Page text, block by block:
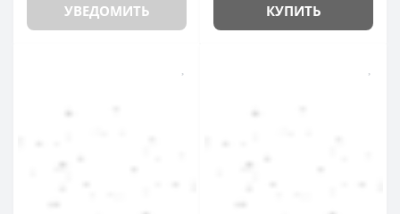
УВЕДОМИТЬ КУПИТЬ